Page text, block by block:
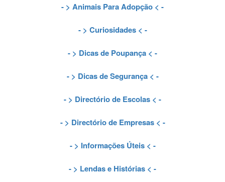
- > Animais Para Adopção < -
- > Curiosidades< -
- > Dicas de Poupança < -
- > Dicas de Segurança< -
- > Directório de Escolas < -
- > Directório de Empresas< -
- > Informações Úteis< -
- > Lendas e Histórias < -